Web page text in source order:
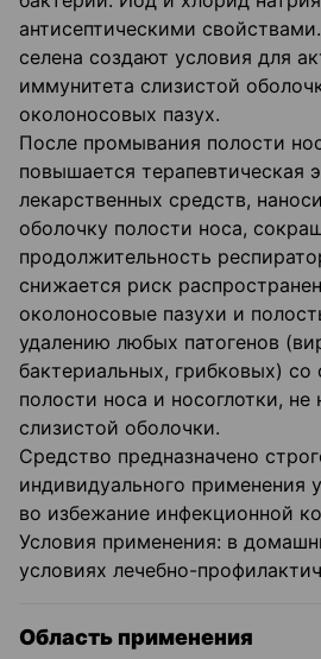
антисептическими
селена создают условия для
иммунитета слизистой
околоносовых пазух.
После промывания полости
повышается терапевтическая
лекарственных средств,
оболочку полости носа,
продолжительность
снижается риск
околоносовые пазухи и
удалению любых патогенов
бактериальных, грибковых) со
полости носа и носоглотки,
слизистой оболочки.
Средство предназначено
индивидуального применения
во избежание инфекционной
Условия применения: в
условиях лечебно-
Область применения